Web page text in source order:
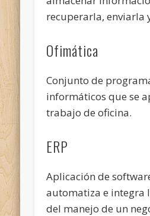
recuperarla, enviarla
Ofimática
Conjunto de
informáticos que se
trabajo de oficina.
ERP
Aplicación de
automatiza e integra
del manejo de un